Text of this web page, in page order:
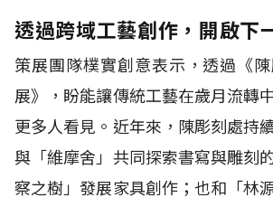
透過跨域工藝創作，開啟下
策展團隊樸實創意表示，透過《
展》，盼能讓傳統工藝在歲月流轉
更多人看見。近年來，陳彫刻處持
與「維摩舍」共同探索書寫與雕刻
察之樹」發展家具創作；也和「林